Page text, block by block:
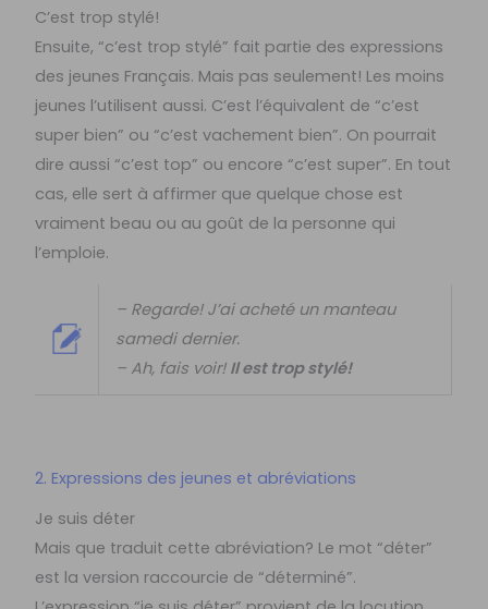
C’est trop stylé!
Ensuite, “c’est trop stylé” fait partie des expressions
des jeunes Français. Mais pas seulement! Les moins
jeunes l’utilisent aussi. C’est l’équivalent de “c’est
super bien” ou “c’est vachement bien”. On pourrait
dire aussi “c’est top” ou encore “c’est super”. En tout
cas, elle sert à affirmer que quelque chose est
vraiment beau ou au goût de la personne qui
l’emploie.
– Regarde! J’ai acheté un manteau
samedi dernier.
– Ah, fais voir! Il est trop stylé!
2. Expressions des jeunes et abréviations
Je suis déter
Mais que traduit cette abréviation? Le mot “déter”
est la version raccourcie de “déterminé”.